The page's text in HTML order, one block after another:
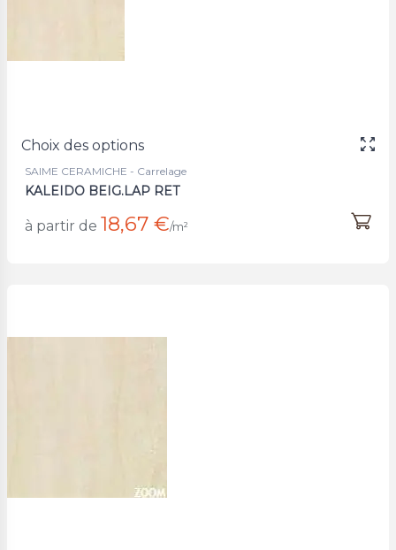
Choix des options
SAIME CERAMICHE - Carrelage
KALEIDO BEIG.LAP RET
à partir de 18,67 €/m²